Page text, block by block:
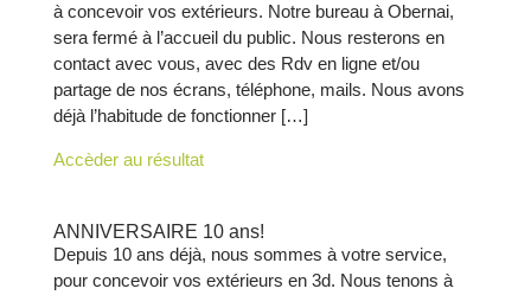
à concevoir vos extérieurs. Notre bureau à Obernai,
sera fermé à l’accueil du public. Nous resterons en
contact avec vous, avec des Rdv en ligne et/ou
partage de nos écrans, téléphone, mails. Nous avons
déjà l’habitude de fonctionner […]
Accèder au résultat
ANNIVERSAIRE 10 ans!
Depuis 10 ans déjà, nous sommes à votre service,
pour concevoir vos extérieurs en 3d. Nous tenons à